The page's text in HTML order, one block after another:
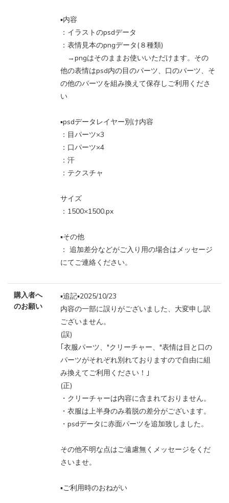
▪️内容
：イラストのpsdデータ
：表情見本のpngデータ(８種類)
→pngはそのままお使いいただけます。その
他の表情はpsd内の目のパーツ、口のパーツ、そ
の他のパーツを組み換えて保存しご利用くださ
い
▪️psdデータレイヤー別け内容
：目パーツ×3
：口パーツ×4
：汗
：テクスチャ
サイズ
：1500×1500.px
▪️その他
： 追加差分などがご入り用の場合はメッセージ
にてご連絡ください。
購入者へ
のお願い
▪️追記▪️2025/10/23
内容の一部に誤りがございました、大変申し訳
ございません。
(誤)
｢衣服パーツ、"クリーチャー、"表情は目と口の
パーツがそれぞれ別れておりますので自由に組
み換えてご利用ください！｣
(正)
・クリーチャーは内容に含まれておりません。
・衣服は上半身のみ着脱の差分がございます。
・psdデータに赤面パーツを追加致しました。
その他不明な点はご遠慮無くメッセージをくだ
さいませ。
▪️ご利用時のおねがい